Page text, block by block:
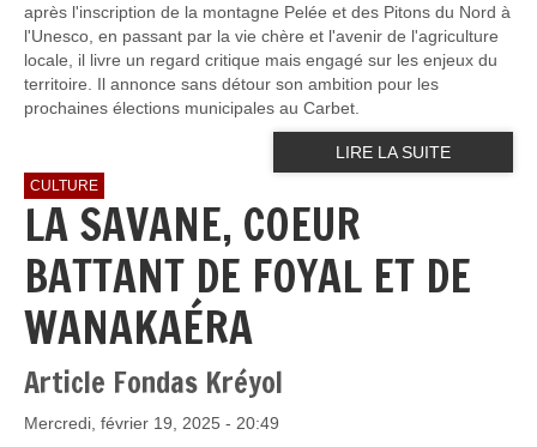
après l'inscription de la montagne Pelée et des Pitons du Nord à
l'Unesco, en passant par la vie chère et l'avenir de l'agriculture
locale, il livre un regard critique mais engagé sur les enjeux du
territoire. Il annonce sans détour son ambition pour les
prochaines élections municipales au Carbet.
LIRE LA SUITE
CULTURE
LA SAVANE, COEUR
BATTANT DE FOYAL ET DE
WANAKAÉRA
Article Fondas Kréyol
Mercredi, février 19, 2025 - 20:49